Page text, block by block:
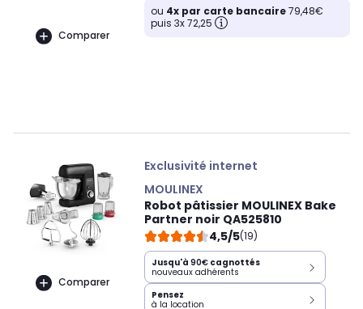
Comparer
ou 4x par carte bancaire79,48€
puis 3x 72,25
Comparer
Exclusivité internet
MOULINEX
Robot pâtissier MOULINEX Bake
Partner noir QA525810
4,5/5(19)
Jusqu'à 90€ cagnottés
nouveaux adhérents
Pensez
à la location